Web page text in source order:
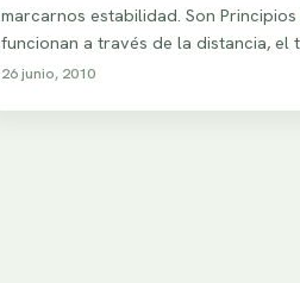
marcarnos estabilidad. Son
funcionan a través de la distancia, el
26 junio, 2010